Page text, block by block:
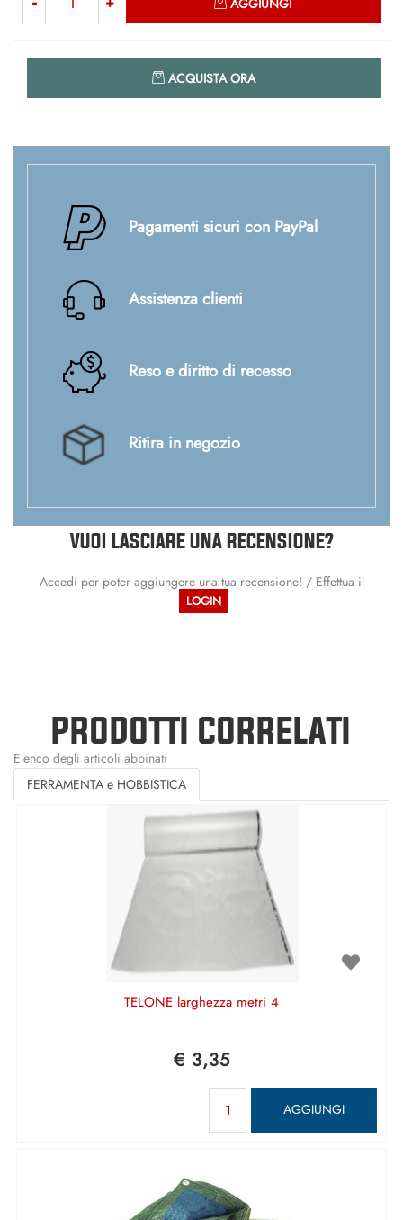
ACQUISTA ORA
Pagamenti sicuri con PayPal
Assistenza clienti
Reso e diritto di recesso
Ritira in negozio
VUOI LASCIARE UNA RECENSIONE?
Accedi per poter aggiungere una tua recensione! / Effettua il
LOGIN
PRODOTTI CORRELATI
Elenco degli articoli abbinati
FERRAMENTA e HOBBISTICA
TELONE larghezza metri 4
€ 3,35
AGGIUNGI